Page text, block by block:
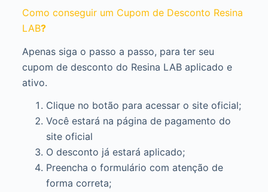
Como conseguir um Cupom de Desconto Resina
LAB?
Apenas siga o passo a passo, para ter seu
cupom de desconto do Resina LAB aplicado e
ativo.
Clique no botão para acessar o site oficial;
Você estará na página de pagamento do
site oficial
O desconto já estará aplicado;
Preencha o formulário com atenção de
forma correta;